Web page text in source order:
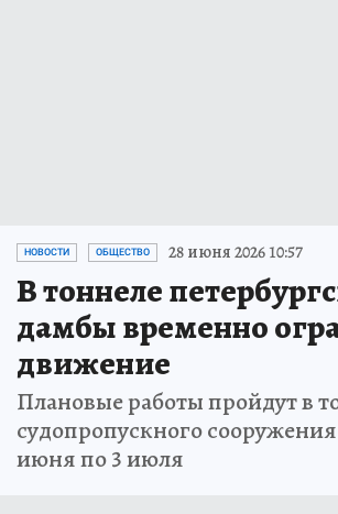
НОВОСТИ ОБЩЕСТВО 28 июня 2026 10:57
В тоннеле
дамбы временно
движение
Плановые работы пройдут в
судопропускного
июня по 3 июля